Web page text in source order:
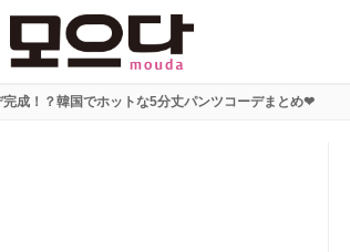
完成！？韓国でホットな5分丈パンツコーデまとめ❤︎